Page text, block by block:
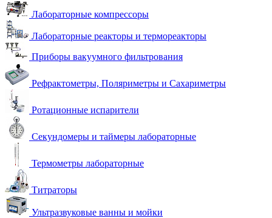
Лабораторные компрессоры
Лабораторные реакторы и термореакторы
Приборы вакуумного фильтрования
Рефрактометры, Поляриметры и Сахариметры
Ротационные испарители
Секундомеры и таймеры лабораторные
Термометры лабораторные
Титраторы
Ультразвуковые ванны и мойки